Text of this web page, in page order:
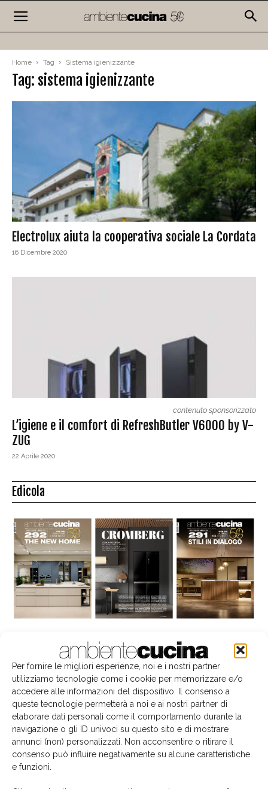
Per fornire le migliori esperienze, noi e i nostri partner
utilizziamo tecnologie come i cookie per memorizzare e/o
accedere alle informazioni del dispositivo. Il consenso a
queste tecnologie permetterà a noi e ai nostri partner di
elaborare dati personali come il comportamento durante la
navigazione o gli ID univoci su questo sito e di mostrare
annunci (non) personalizzati. Non acconsentire o ritirare il
consenso può influire negativamente su alcune caratteristiche
e funzioni.
Home Tag Sistema igienizzante
Tag: sistema igienizzante
Electrolux aiuta la cooperativa sociale La Cordata
16 Dicembre 2020
contenuto sponsorizzato
L’igiene e il comfort di RefreshButler V6000 by V-
ZUG
22 Aprile 2020
Edicola
La biblioteca dei brand